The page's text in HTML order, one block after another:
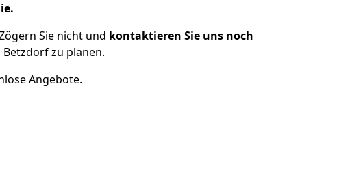
Sie nicht und kontaktieren Sie uns noch
zu planen.
Angebote.